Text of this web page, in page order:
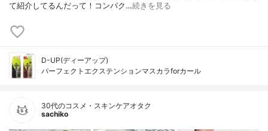
て紹介してるんだって！コンパク…続きを見る
D-UP(ディーアップ)
パーフェクトエクステンションマスカラforカール
30代のコスメ・スキンケアオタク
sachiko